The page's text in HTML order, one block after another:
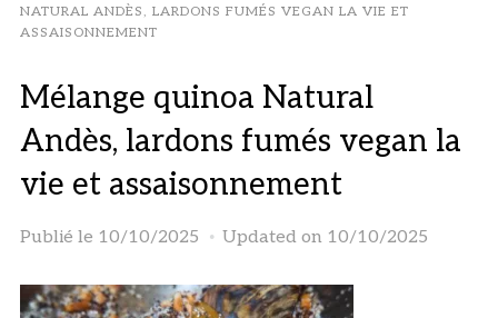
NATURAL ANDÈS, LARDONS FUMÉS VEGAN LA VIE ET
ASSAISONNEMENT
Mélange quinoa Natural
Andès, lardons fumés vegan la
vie et assaisonnement
Publié le 10/10/2025 Updated on 10/10/2025